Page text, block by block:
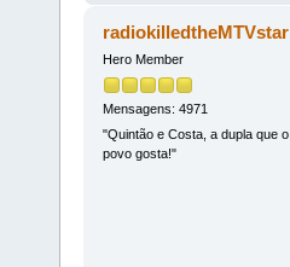
radiokilledtheMTVstar
Hero Member
Mensagens: 4971
"Quintão e Costa, a dupla que o
povo gosta!"